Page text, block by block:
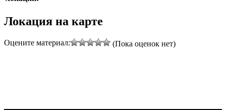
Локация на карте
Оцените материал: (Пока оценок нет)